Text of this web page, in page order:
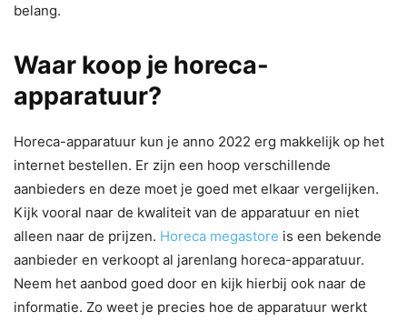
belang.
Waar koop je horeca-
apparatuur?
Horeca-apparatuur kun je anno 2022 erg makkelijk op het
internet bestellen. Er zijn een hoop verschillende
aanbieders en deze moet je goed met elkaar vergelijken.
Kijk vooral naar de kwaliteit van de apparatuur en niet
alleen naar de prijzen. Horeca megastore is een bekende
aanbieder en verkoopt al jarenlang horeca-apparatuur.
Neem het aanbod goed door en kijk hierbij ook naar de
informatie. Zo weet je precies hoe de apparatuur werkt